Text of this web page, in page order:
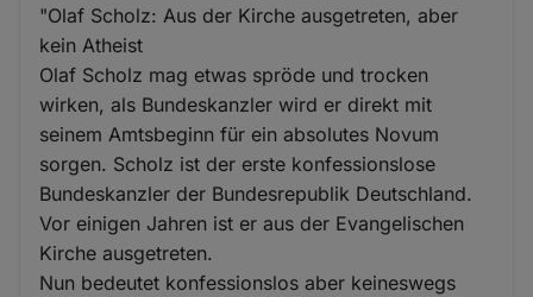
"Olaf Scholz: Aus der Kirche ausgetreten, aber
kein Atheist
Olaf Scholz mag etwas spröde und trocken
wirken, als Bundeskanzler wird er direkt mit
seinem Amtsbeginn für ein absolutes Novum
sorgen. Scholz ist der erste konfessionslose
Bundeskanzler der Bundesrepublik Deutschland.
Vor einigen Jahren ist er aus der Evangelischen
Kirche ausgetreten.
Nun bedeutet konfessionslos aber keineswegs